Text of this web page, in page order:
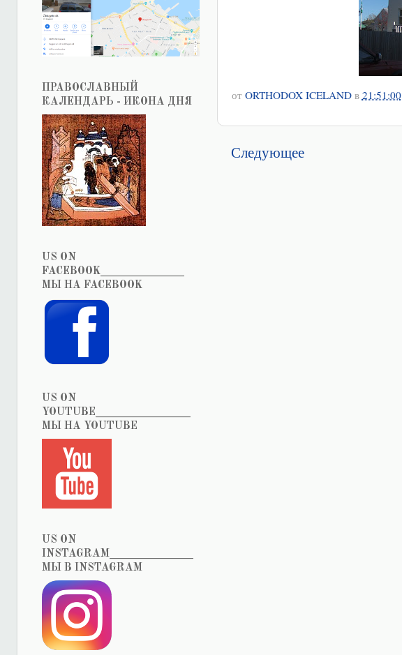
от ORTHODOX ICELAND в 21:51:00
Следующее
ПРАВОСЛАВНЫЙ
КАЛЕНДАРЬ - ИКОНА ДНЯ
US ON
FACEBOOK_______________
МЫ НА FACEBOOK
US ON
YOUTUBE_________________
МЫ НА YOUTUBE
US ON
INSTAGRAM_______________
МЫ В INSTAGRAM